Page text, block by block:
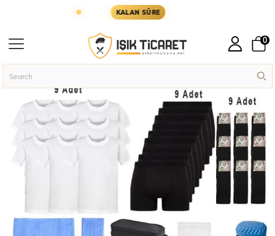
KALAN SÜRE KARGOYA YETİŞMESİ İÇİN
0
Homepage Soldier Supplies Soldier Sets Single Sword 40 Parça